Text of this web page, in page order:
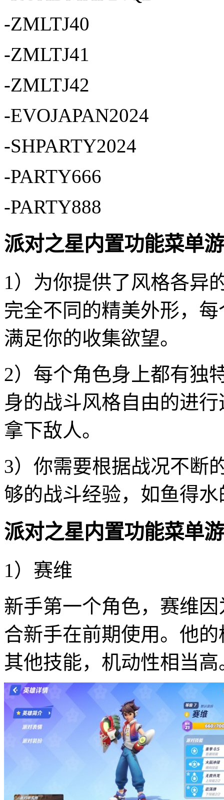
-ZMLTJ40
-ZMLTJ41
-ZMLTJ42
-EVOJAPAN2024
-SHPARTY2024
-PARTY666
-PARTY888
派对之星内置功能菜单
1）为你提供了风格各异
完全不同的精美外形，
满足你的收集欲望。
2）每个角色身上都有独
身的战斗风格自由的进
拿下敌人。
3）你需要根据战况不断
够的战斗经验，如鱼得
派对之星内置功能菜单
1）赛维
新手第一个角色，赛维
合新手在前期使用。他
其他技能，机动性相当高